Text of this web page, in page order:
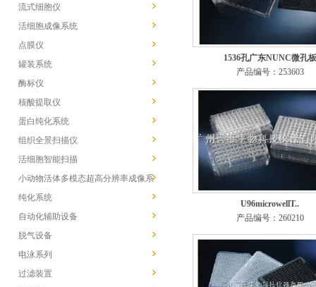
流式细胞仪
活细胞成像系统
点膜仪
罐装系统
酶标仪
核酸提取仪
蛋白纯化系统
组织全景扫描仪
活细胞智能扫描
小动物活体多模态超高分辨率成像系
统
纯化系统
自动化辅助设备
脱气设备
电泳系列
过滤装置
1536孔广东NUNC微孔板
产品编号：253603
U96microwellT..
产品编号：260210